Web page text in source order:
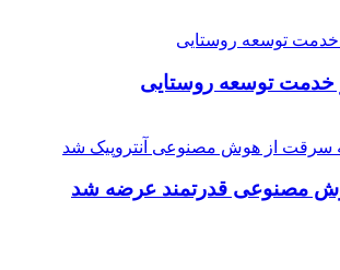
توسعه روستایی
مصنوعی قدرتمند عرضه شد